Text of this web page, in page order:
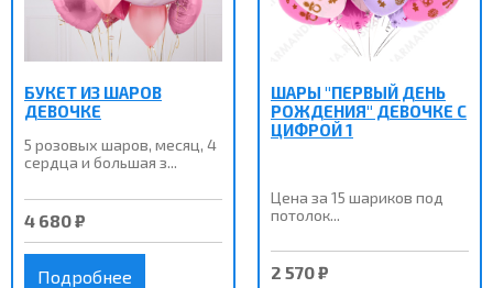
БУКЕТ ИЗ ШАРОВ
ДЕВОЧКЕ
5 розовых шаров, месяц, 4
сердца и большая з...
4 680 ₽
Подробнее
ШАРЫ "ПЕРВЫЙ ДЕНЬ
РОЖДЕНИЯ" ДЕВОЧКЕ С
ЦИФРОЙ 1
Цена за 15 шариков под
потолок...
2 570 ₽